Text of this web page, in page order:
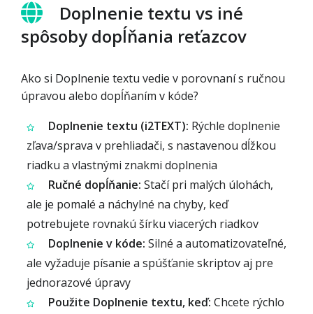
Doplnenie textu vs iné
spôsoby dopĺňania reťazcov
Ako si Doplnenie textu vedie v porovnaní s ručnou
úpravou alebo dopĺňaním v kóde?
Doplnenie textu (i2TEXT): Rýchle doplnenie
zľava/sprava v prehliadači, s nastavenou dĺžkou
riadku a vlastnými znakmi doplnenia
Ručné dopĺňanie: Stačí pri malých úlohách,
ale je pomalé a náchylné na chyby, keď
potrebujete rovnakú šírku viacerých riadkov
Doplnenie v kóde: Silné a automatizovateľné,
ale vyžaduje písanie a spúšťanie skriptov aj pre
jednorazové úpravy
Použite Doplnenie textu, keď: Chcete rýchlo